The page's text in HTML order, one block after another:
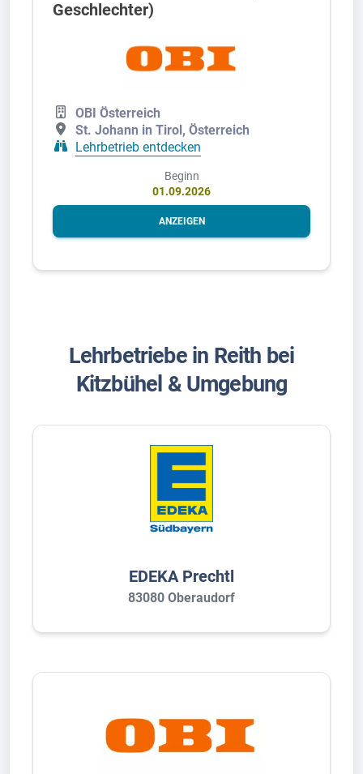
Geschlechter)
OBI Österreich
St. Johann in Tirol, Österreich
Lehrbetrieb entdecken
Beginn
01.09.2026
ANZEIGEN
Lehrbetriebe in Reith bei
Kitzbühel & Umgebung
EDEKA Prechtl
83080 Oberaudorf